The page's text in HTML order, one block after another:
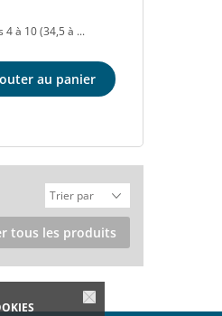
à 10 (34,5 à ...
au panier
tous les produits